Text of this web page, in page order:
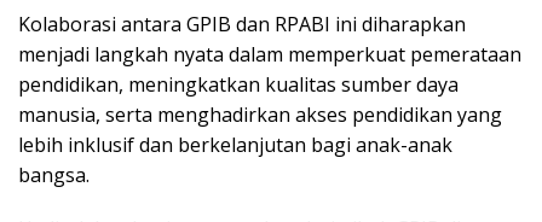
Kolaborasi antara GPIB dan RPABI ini diharapkan
menjadi langkah nyata dalam memperkuat pemerataan
pendidikan, meningkatkan kualitas sumber daya
manusia, serta menghadirkan akses pendidikan yang
lebih inklusif dan berkelanjutan bagi anak-anak
bangsa.